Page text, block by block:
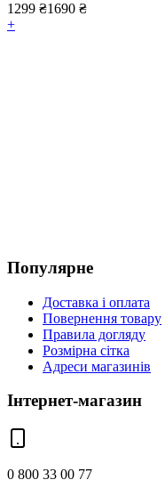
1299 ₴1690 ₴
+
Популярне
Доставка і оплата
Повернення товару
Правила догляду
Розмірна сітка
Адреси магазинів
Інтернет-магазин
0 800 33 00 77